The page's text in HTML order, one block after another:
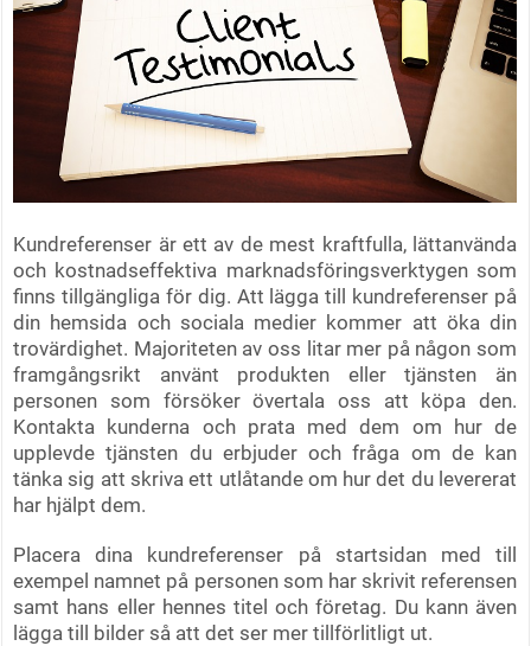
Kundreferenser är ett av de mest kraftfulla, lättanvända
och kostnadseffektiva marknadsföringsverktygen som
finns tillgängliga för dig. Att lägga till kundreferenser på
din hemsida och sociala medier kommer att öka din
trovärdighet. Majoriteten av oss litar mer på någon som
framgångsrikt använt produkten eller tjänsten än
personen som försöker övertala oss att köpa den.
Kontakta kunderna och prata med dem om hur de
upplevde tjänsten du erbjuder och fråga om de kan
tänka sig att skriva ett utlåtande om hur det du levererat
har hjälpt dem.
Placera dina kundreferenser på startsidan med till
exempel namnet på personen som har skrivit referensen
samt hans eller hennes titel och företag. Du kann även
lägga till bilder så att det ser mer tillförlitligt ut.